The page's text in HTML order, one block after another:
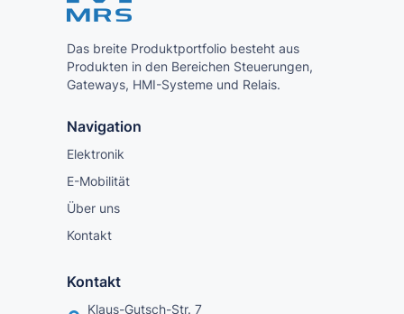
Das breite Produktportfolio besteht aus
Produkten in den Bereichen Steuerungen,
Gateways, HMI-Systeme und Relais.
Navigation
Elektronik
E-Mobilität
Über uns
Kontakt
Kontakt
Klaus-Gutsch-Str. 7